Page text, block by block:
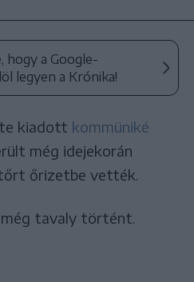
hogy a Google-
legyen a Krónika!
kiadott kommüniké
még idejekorán
őrizetbe vették.
tavaly történt.